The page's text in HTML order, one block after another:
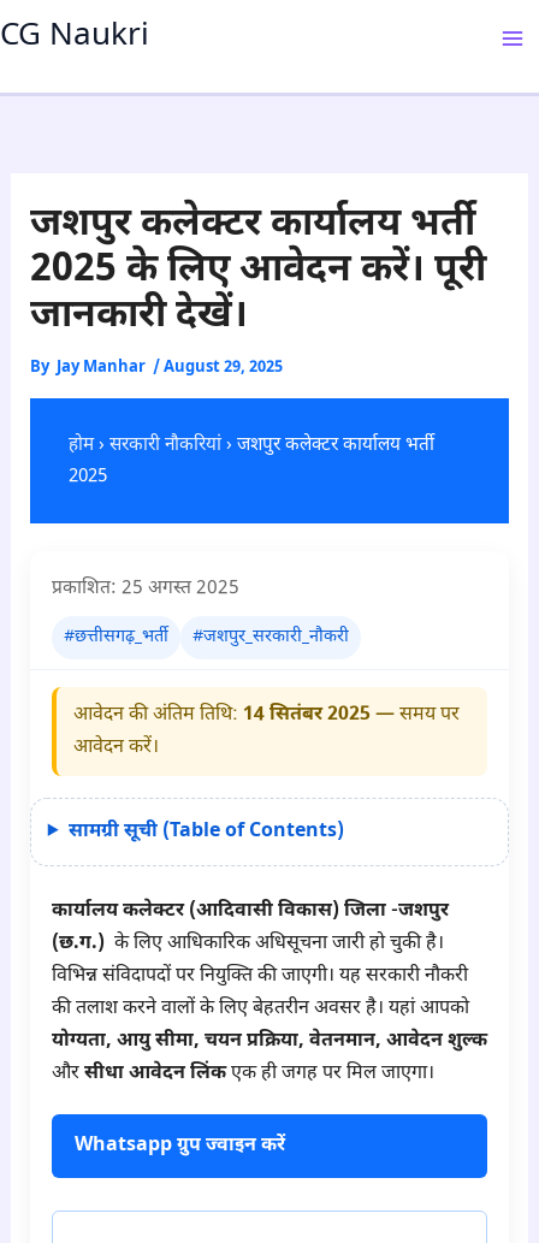
to
CG Naukri
जशपुर कलेक्टर कार्यालय भर्ती
2025 के लिए आवेदन करें। पूरी
जानकारी देखें।
By Jay Manhar /August 29, 2025
होम› सरकारी नौकरियां› जशपुर कलेक्टर कार्यालय भर्ती
2025
प्रकाशित: 25 अगस्त 2025
#छत्तीसगढ़_भर्ती #जशपुर_सरकारी_नौकरी
आवेदन की अंतिम तिथि: 14 सितंबर 2025— समय पर
आवेदन करें।
सामग्री सूची (Table of Contents)
कार्यालय कलेक्टर (आदिवासी विकास) जिला -जशपुर
(छ.ग.) के लिए आधिकारिक अधिसूचना जारी हो चुकी है।
विभिन्न संविदापदों पर नियुक्ति की जाएगी। यह सरकारी नौकरी
की तलाश करने वालों के लिए बेहतरीन अवसर है। यहां आपको
योग्यता, आयु सीमा, चयन प्रक्रिया, वेतनमान, आवेदन शुल्क
औरसीधा आवेदन लिंकएक ही जगह पर मिल जाएगा।
Whatsapp ग्रुप ज्वाइन करें